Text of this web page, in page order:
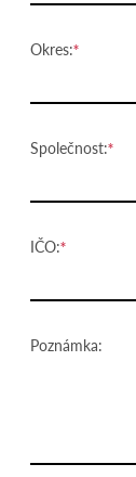
Okres:
Společnost:
IČO:
Poznámka: